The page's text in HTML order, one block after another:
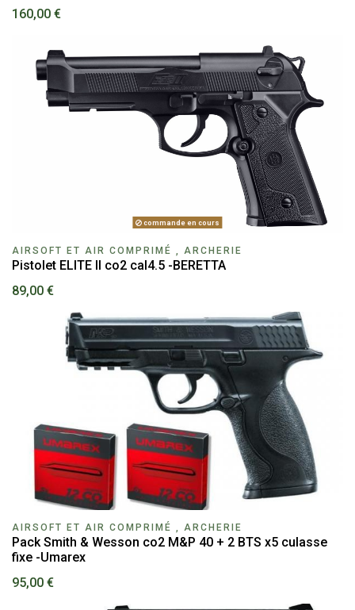
160,00 €
commande en cours
AIRSOFT ET AIR COMPRIMÉ , ARCHERIE
Pistolet ELITE II co2 cal4.5 -BERETTA
89,00 €
AIRSOFT ET AIR COMPRIMÉ , ARCHERIE
Pack Smith & Wesson co2 M&P 40 + 2 BTS x5 culasse
fixe -Umarex
95,00 €